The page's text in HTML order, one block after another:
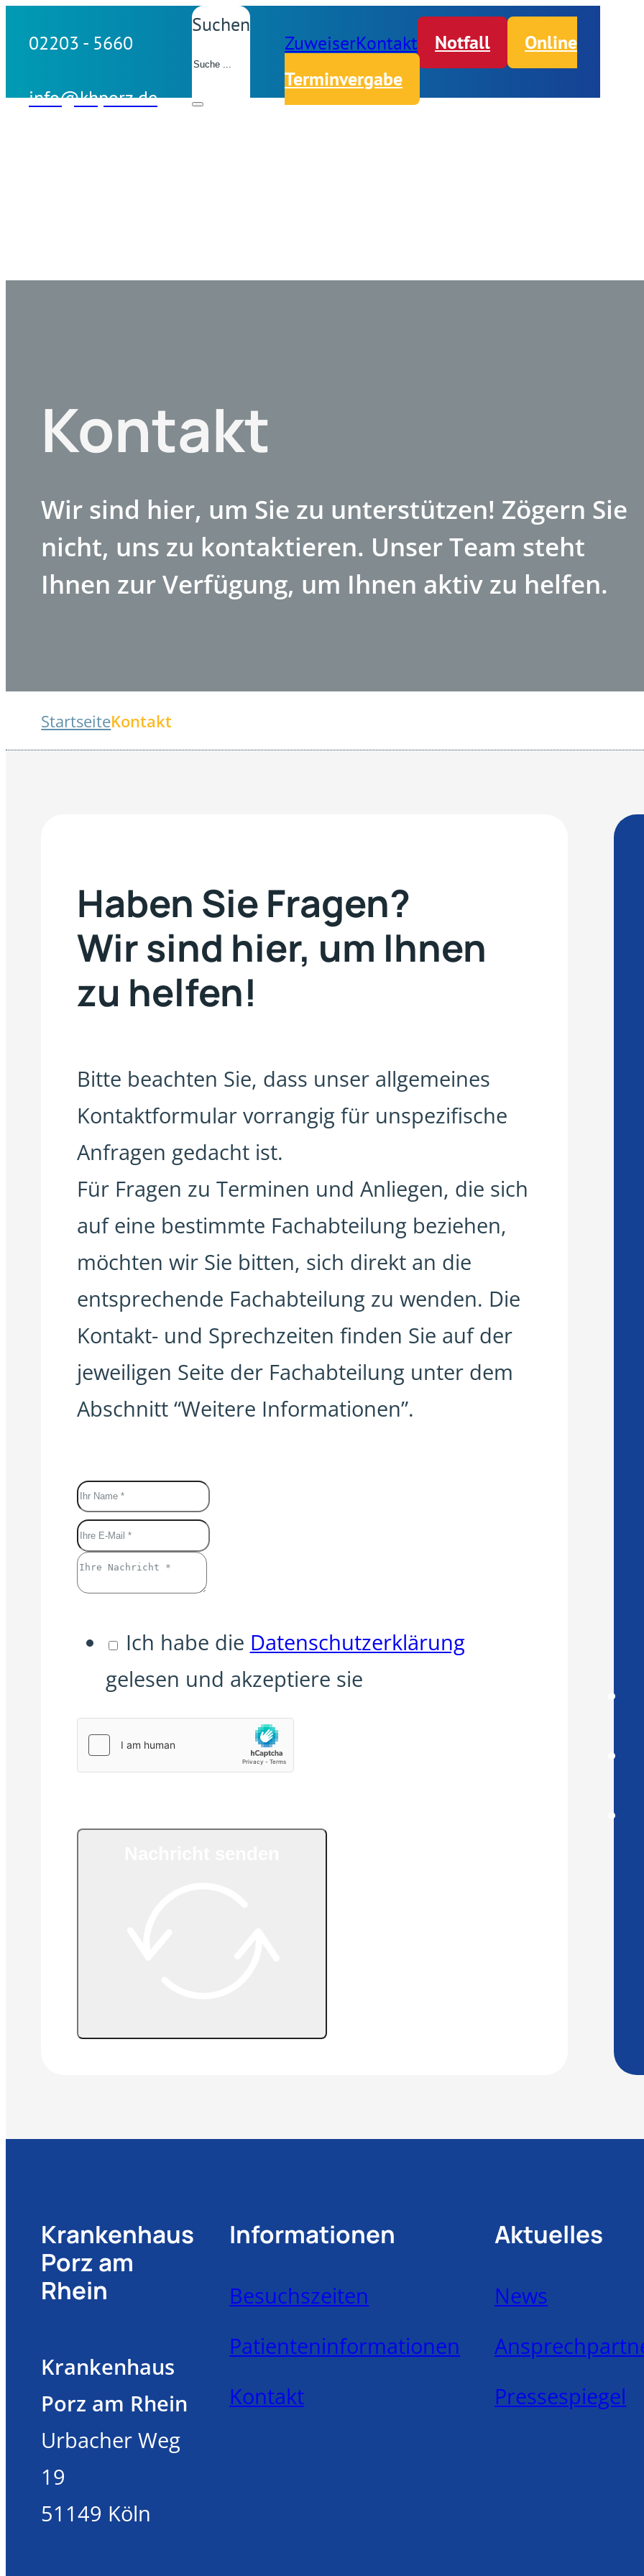
02203 - 5660
info@khporz.de
Suchen
ZuweiserKontakt Notfall
Online
Terminvergabe
Kontakt
Wir sind hier, um Sie zu unterstützen! Zögern Sie
nicht, uns zu kontaktieren. Unser Team steht
Ihnen zur Verfügung, um Ihnen aktiv zu helfen.
StartseiteKontakt
Haben Sie Fragen?
Wir sind hier, um Ihnen
zu helfen!
Bitte beachten Sie, dass unser allgemeines
Kontaktformular vorrangig für unspezifische
Anfragen gedacht ist.
Für Fragen zu Terminen und Anliegen, die sich
auf eine bestimmte Fachabteilung beziehen,
möchten wir Sie bitten, sich direkt an die
entsprechende Fachabteilung zu wenden. Die
Kontakt- und Sprechzeiten finden Sie auf der
jeweiligen Seite der Fachabteilung unter dem
Abschnitt “Weitere Informationen”.
Ich habe die Datenschutzerklärung
gelesen und akzeptiere sie
Krankenhaus
Porz am
Rhein
Krankenhaus
Porz am Rhein
Urbacher Weg
19
51149 Köln
Informationen
Besuchszeiten
Patienteninformationen
Kontakt
Aktuelles
News
Pressespiegel